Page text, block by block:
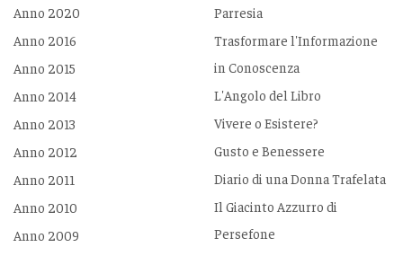
Anno 2020
Anno 2016
Anno 2015
Anno 2014
Anno 2013
Anno 2012
Anno 2011
Anno 2010
Anno 2009
Parresia
Trasformare l'Informazione
in Conoscenza
L'Angolo del Libro
Vivere o Esistere?
Gusto e Benessere
Diario di una Donna Trafelata
Il Giacinto Azzurro di
Persefone